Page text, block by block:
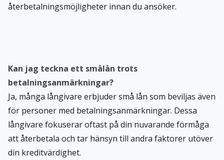
återbetalningsmöjligheter innan du ansöker.
Kan jag teckna ett smålån trots
betalningsanmärkningar?
Ja, många långivare erbjuder små lån som beviljas även
för personer med betalningsanmärkningar. Dessa
långivare fokuserar oftast på din nuvarande förmåga
att återbetala och tar hänsyn till andra faktorer utöver
din kreditvärdighet.